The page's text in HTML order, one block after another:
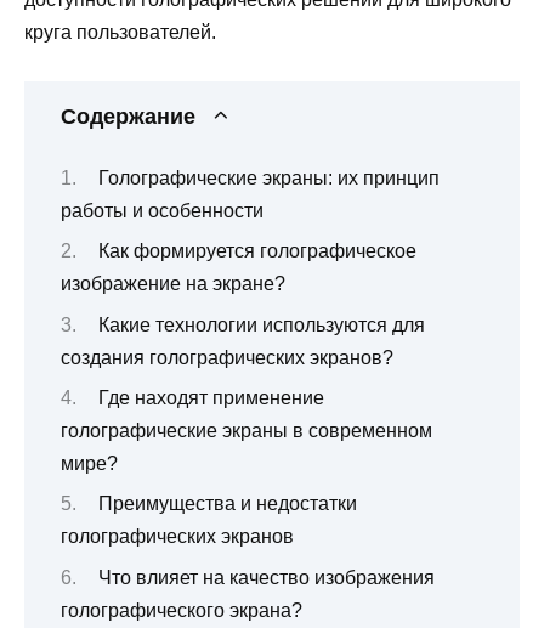
круга пользователей.
Содержание
Голографические экраны: их принцип
работы и особенности
Как формируется голографическое
изображение на экране?
Какие технологии используются для
создания голографических экранов?
Где находят применение
голографические экраны в современном
мире?
Преимущества и недостатки
голографических экранов
Что влияет на качество изображения
голографического экрана?